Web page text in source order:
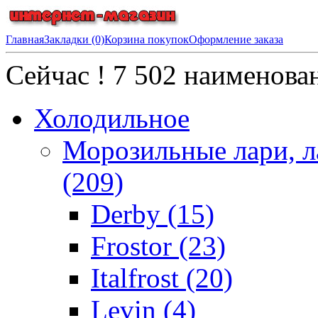
ГлавнаяЗакладки (0)Корзина покупокОформление заказа
Сейчас ! 7 502
Холодильное
Морозильные лари,
(209)
Derby (15)
Frostor (23)
Italfrost (20)
Levin (4)